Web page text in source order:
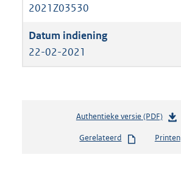
2021Z03530
22-02-2021
Authentieke versie (PDF)b
s
Gerelateerd Printen